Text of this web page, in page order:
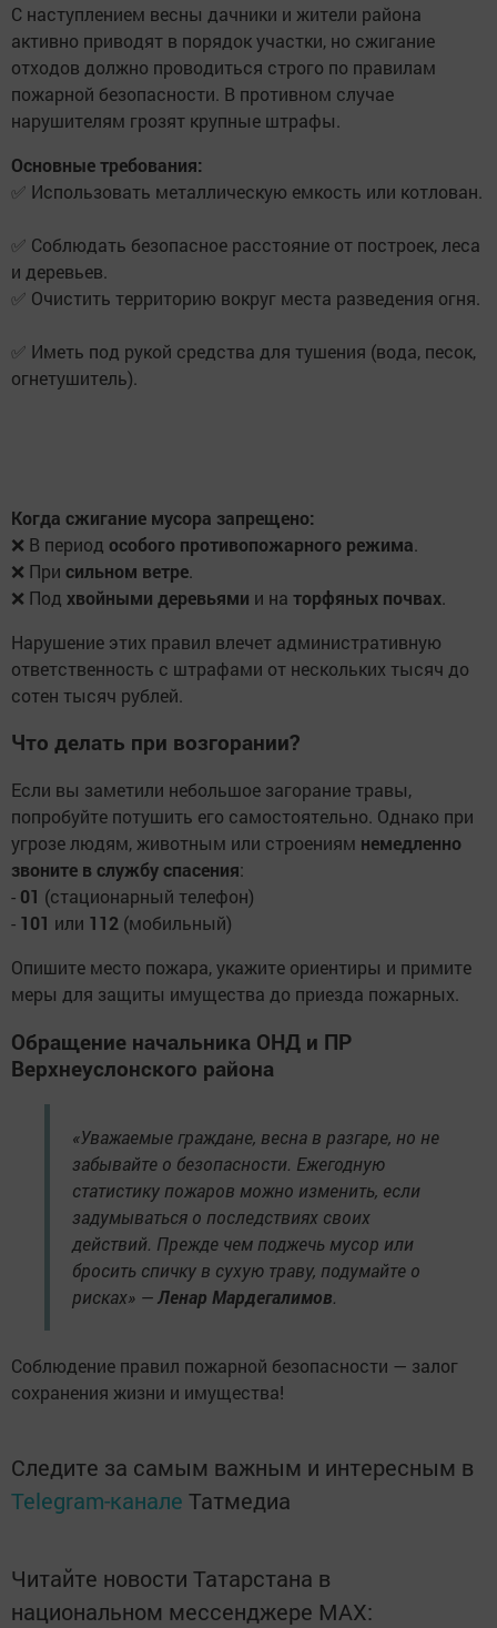
С наступлением весны дачники и жители района
активно приводят в порядок участки, но сжигание
отходов должно проводиться строго по правилам
пожарной безопасности. В противном случае
нарушителям грозят крупные штрафы.
Основные требования:
✅ Использовать металлическую емкость или котлован.
✅ Соблюдать безопасное расстояние от построек, леса
и деревьев.
✅ Очистить территорию вокруг места разведения огня.
✅ Иметь под рукой средства для тушения (вода, песок,
огнетушитель).
Когда сжигание мусора запрещено:
❌ В период особого противопожарного режима.
❌ При сильном ветре.
❌ Под хвойными деревьями и на торфяных почвах.
Нарушение этих правил влечет административную
ответственность с штрафами от нескольких тысяч до
сотен тысяч рублей.
Что делать при возгорании?
Если вы заметили небольшое загорание травы,
попробуйте потушить его самостоятельно. Однако при
угрозе людям, животным или строениям немедленно
звоните в службу спасения:
- 01 (стационарный телефон)
- 101 или 112 (мобильный)
Опишите место пожара, укажите ориентиры и примите
меры для защиты имущества до приезда пожарных.
Обращение начальника ОНД и ПР
Верхнеуслонского района
«Уважаемые граждане, весна в разгаре, но не
забывайте о безопасности. Ежегодную
статистику пожаров можно изменить, если
задумываться о последствиях своих
действий. Прежде чем поджечь мусор или
бросить спичку в сухую траву, подумайте о
рисках» —Ленар Мардегалимов.
Соблюдение правил пожарной безопасности — залог
сохранения жизни и имущества!
Следите за самым важным и интересным в
Telegram-канале Татмедиа
Читайте новости Татарстана в
национальном мессенджере MАХ: